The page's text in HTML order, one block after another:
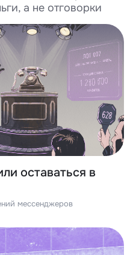
а не отговорки
оставаться в
мессенджеров